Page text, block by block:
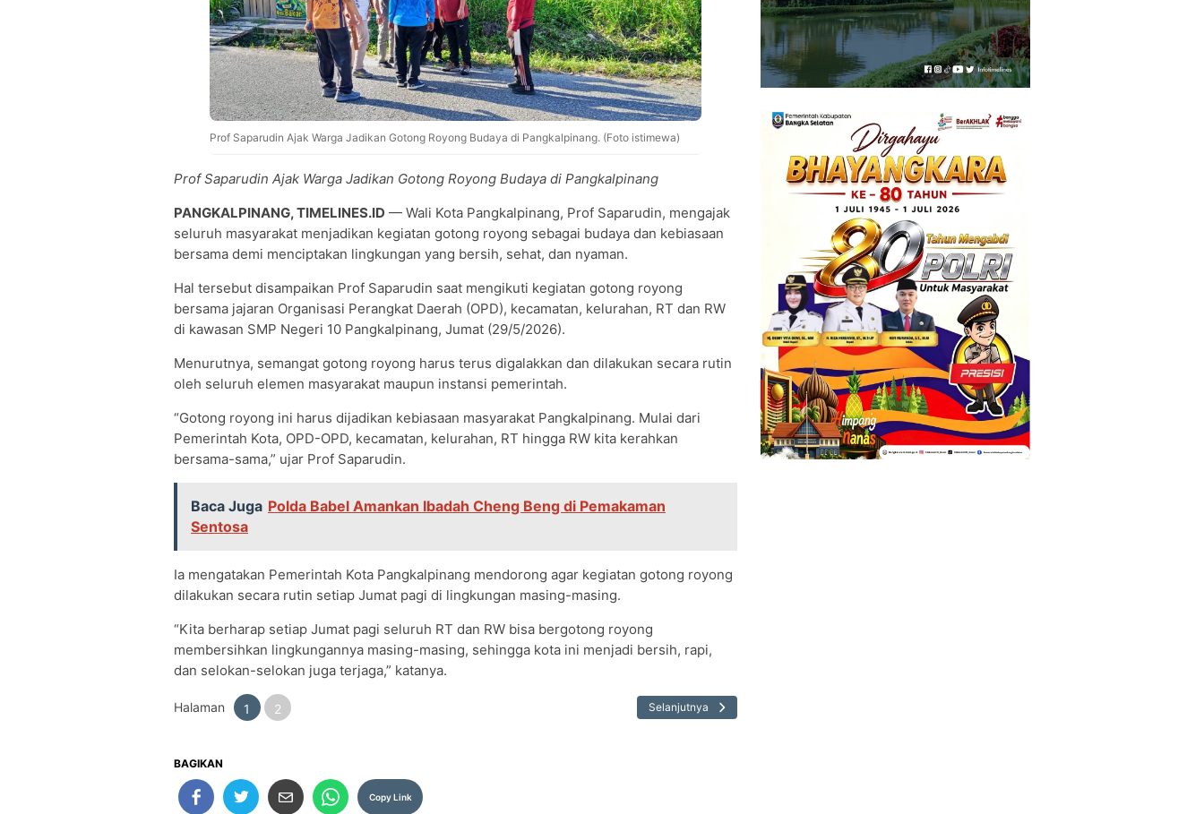
Prof Saparudin Ajak Warga Jadikan Gotong Royong Budaya di Pangkalpinang. (Foto istimewa)
Prof Saparudin Ajak Warga Jadikan Gotong Royong Budaya di Pangkalpinang
PANGKALPINANG, TIMELINES.ID — Wali Kota Pangkalpinang, Prof Saparudin, mengajak
seluruh masyarakat menjadikan kegiatan gotong royong sebagai budaya dan kebiasaan
bersama demi menciptakan lingkungan yang bersih, sehat, dan nyaman.
Hal tersebut disampaikan Prof Saparudin saat mengikuti kegiatan gotong royong
bersama jajaran Organisasi Perangkat Daerah (OPD), kecamatan, kelurahan, RT dan RW
di kawasan SMP Negeri 10 Pangkalpinang, Jumat (29/5/2026).
Menurutnya, semangat gotong royong harus terus digalakkan dan dilakukan secara rutin
oleh seluruh elemen masyarakat maupun instansi pemerintah.
“Gotong royong ini harus dijadikan kebiasaan masyarakat Pangkalpinang. Mulai dari
Pemerintah Kota, OPD-OPD, kecamatan, kelurahan, RT hingga RW kita kerahkan
bersama-sama,” ujar Prof Saparudin.
Baca Juga Polda Babel Amankan Ibadah Cheng Beng di Pemakaman
Sentosa
Ia mengatakan Pemerintah Kota Pangkalpinang mendorong agar kegiatan gotong royong
dilakukan secara rutin setiap Jumat pagi di lingkungan masing-masing.
“Kita berharap setiap Jumat pagi seluruh RT dan RW bisa bergotong royong
membersihkan lingkungannya masing-masing, sehingga kota ini menjadi bersih, rapi,
dan selokan-selokan juga terjaga,” katanya.
Halaman 1 2 Selanjutnya
BAGIKAN
Copy Link